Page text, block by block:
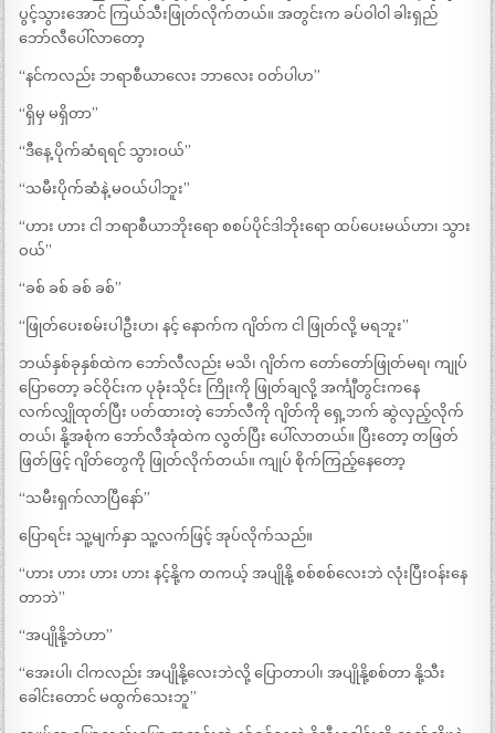
ပွင့်သွားအောင် ကြယ်သီးဖြုတ်လိုက်တယ်။ အတွင်းက ခပ်ဝါဝါ ခါးရှည်
ဘော်လီပေါ်လာတော့
“နင်ကလည်း ဘရာစီယာလေး ဘာလေး ဝတ်ပါဟ”
“ရှိမှ မရှိတာ”
“ဒီနေ့ ပိုက်ဆံရရင် သွားဝယ်”
“သမီးပိုက်ဆံနဲ့ မဝယ်ပါဘူး”
“ဟား ဟား ငါ ဘရာစီယာဘိုးရော စစပ်ပိုင်ဒါဘိုးရော ထပ်ပေးမယ်ဟာ၊ သွား
ဝယ်”
“ခစ် ခစ် ခစ် ခစ်”
“ဖြုတ်ပေးစမ်းပါဦးဟ၊ နင့် နောက်က ဂျိတ်က ငါ ဖြုတ်လို့ မရဘူး”
ဘယ်နှစ်ခုနှစ်ထဲက ဘော်လီလည်း မသိ၊ ဂျိတ်က တော်တော်ဖြုတ်မရ၊ ကျုပ်
ပြောတော့ ခင်ဝိုင်းက ပုခုံးသိုင်း ကြိုးကို ဖြုတ်ချလို့ အင်္ကျီတွင်းကနေ
လက်လျှိုထုတ်ပြီး ပတ်ထားတဲ့ ဘော်လီကို ဂျိတ်ကို ရှေ့ဘက် ဆွဲလှည့်လိုက်
တယ်၊ နို့အစုံက ဘော်လီအုံထဲက လွတ်ပြီး ပေါ်လာတယ်။ ပြီးတော့ တဖြတ်
ဖြတ်ဖြင့် ဂျိတ်တွေကို ဖြုတ်လိုက်တယ်။ ကျုပ် စိုက်ကြည့်နေတော့
“သမီးရှက်လာပြီနော်”
ပြောရင်း သူ့မျက်နှာ သူ့လက်ဖြင့် အုပ်လိုက်သည်။
“ဟား ဟား ဟား ဟား နင့်နို့က တကယ့် အပျိုနို့ စစ်စစ်လေးဘဲ လုံးပြီးဝန်းနေ
တာဘဲ”
“အပျိုနို့ဘဲဟာ”
“အေးပါ၊ ငါကလည်း အပျိုနို့လေးဘဲလို့ ပြောတာပါ၊ အပျိုနို့စစ်တာ နို့သီး
ခေါင်းတောင် မထွက်သေးဘူ”